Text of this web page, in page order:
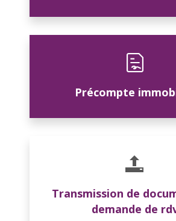
Précompte
Transmission de
demande de